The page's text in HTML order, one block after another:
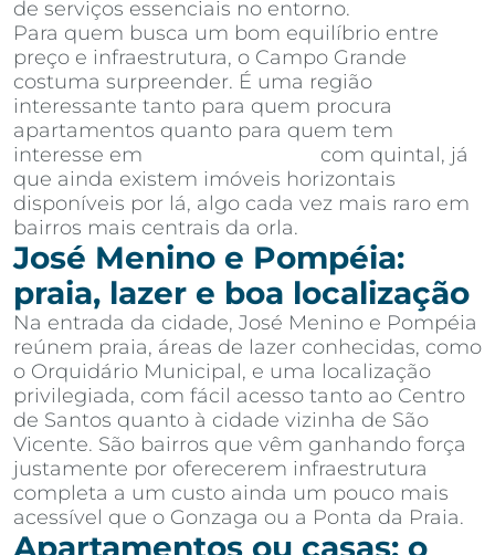
de serviços essenciais no entorno.
Para quem busca um bom equilíbrio entre
preço e infraestrutura, o Campo Grande
costuma surpreender. É uma região
interessante tanto para quem procura
apartamentos quanto para quem tem
interesse em
com quintal, já
que ainda existem imóveis horizontais
disponíveis por lá, algo cada vez mais raro em
bairros mais centrais da orla.
José Menino e Pompéia:
praia, lazer e boa localização
Na entrada da cidade, José Menino e Pompéia
reúnem praia, áreas de lazer conhecidas, como
o Orquidário Municipal, e uma localização
privilegiada, com fácil acesso tanto ao Centro
de Santos quanto à cidade vizinha de São
Vicente. São bairros que vêm ganhando força
justamente por oferecerem infraestrutura
completa a um custo ainda um pouco mais
acessível que o Gonzaga ou a Ponta da Praia.
Apartamentos ou casas: o